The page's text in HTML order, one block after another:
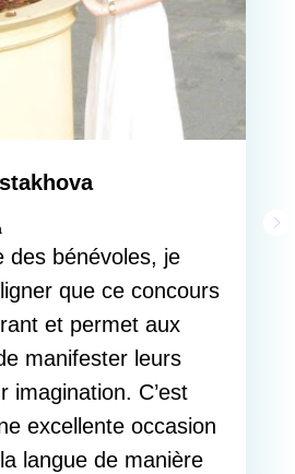
des bénévoles, je
que ce concours
et permet aux
manifester leurs
imagination. C’est
excellente occasion
langue de manière